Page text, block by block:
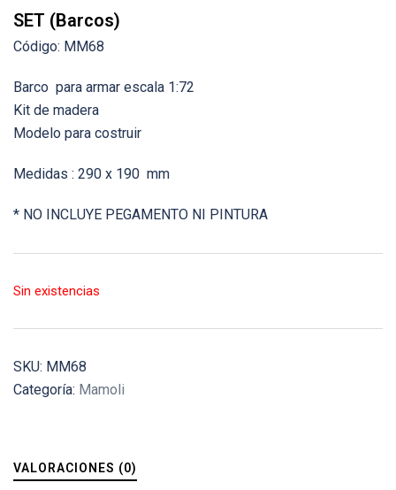
SET (Barcos)
Código: MM68
Barco para armar escala 1:72
Kit de madera
Modelo para costruir
Medidas : 290 x 190 mm
* NO INCLUYE PEGAMENTO NI PINTURA
Sin existencias
SKU: MM68
Categoría: Mamoli
VALORACIONES (0)